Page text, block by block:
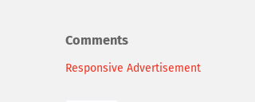
Comments
Responsive Advertisement